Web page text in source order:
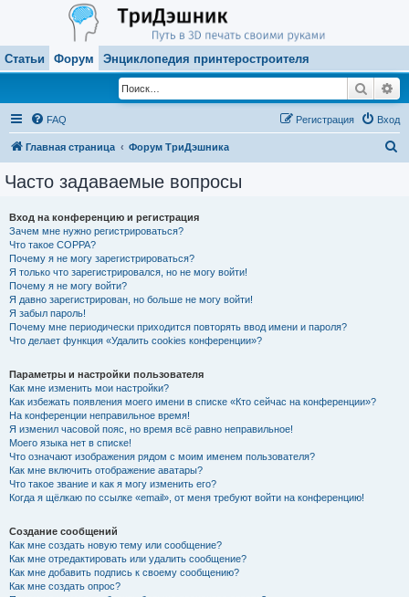
Статьи Форум Энциклопедия принтеростроителя
Поиск
FAQ Вход
Регистрация
Главная страница Форум ТриДэшника
Часто задаваемые вопросы
Вход на конференцию и регистрация
Зачем мне нужно регистрироваться?
Что такое COPPA?
Почему я не могу зарегистрироваться?
Я только что зарегистрировался, но не могу войти!
Почему я не могу войти?
Я давно зарегистрирован, но больше не могу войти!
Я забыл пароль!
Почему мне периодически приходится повторять ввод имени и пароля?
Что делает функция «Удалить cookies конференции»?
Параметры и настройки пользователя
Как мне изменить мои настройки?
Как избежать появления моего имени в списке «Кто сейчас на конференции»?
На конференции неправильное время!
Я изменил часовой пояс, но время всё равно неправильное!
Моего языка нет в списке!
Что означают изображения рядом с моим именем пользователя?
Как мне включить отображение аватары?
Что такое звание и как я могу изменить его?
Когда я щёлкаю по ссылке «email», от меня требуют войти на конференцию!
Создание сообщений
Как мне создать новую тему или сообщение?
Как мне отредактировать или удалить сообщение?
Как мне добавить подпись к своему сообщению?
Как мне создать опрос?